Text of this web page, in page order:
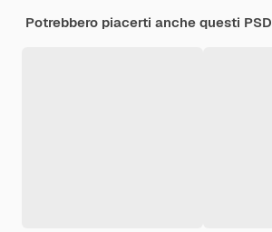
Potrebbero piacerti anche questi PSD